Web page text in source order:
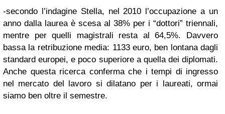
-secondo l’indagine Stella, nel 2010 l’occupazione a un
anno dalla laurea è scesa al 38% per i “dottori” triennali,
mentre per quelli magistrali resta al 64,5%. Davvero
bassa la retribuzione media: 1133 euro, ben lontana dagli
standard europei, e poco superiore a quella dei diplomati.
Anche questa ricerca conferma che i tempi di ingresso
nel mercato del lavoro si dilatano per i laureati, ormai
siamo ben oltre il semestre.